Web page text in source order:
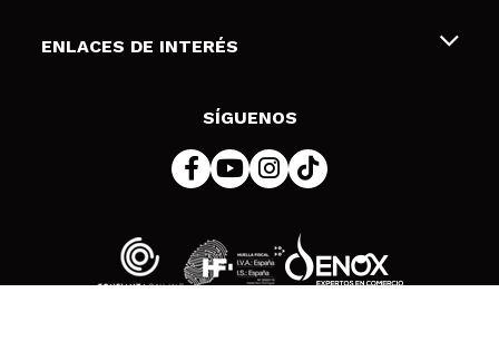
Formas de pago
Terminos y condiciones de uso
Política de cookies
ENLACES DE INTERÉS
SÍGUENOS